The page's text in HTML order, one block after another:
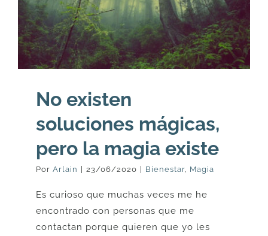
CONTACTO
Carrito
No existen
soluciones mágicas,
pero la magia existe
Por Arlain 23/06/2020 Bienestar Magia
Es curioso que muchas veces me he
encontrado con personas que me
contactan porque quieren que yo les